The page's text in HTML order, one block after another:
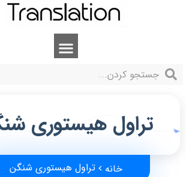
تراول هیستوری
خانه تراول هیستوری شنگن